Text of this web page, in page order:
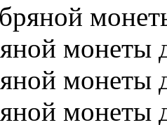
монеты
монеты
монеты